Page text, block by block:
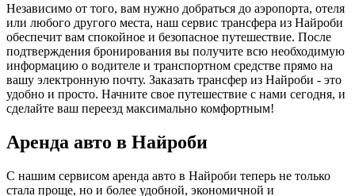
Независимо от того, вам нужно добраться до аэропорта, отеля
или любого другого места, наш сервис трансфера из Найроби
обеспечит вам спокойное и безопасное путешествие. После
подтверждения бронирования вы получите всю необходимую
информацию о водителе и транспортном средстве прямо на
вашу электронную почту. Заказать трансфер из Найроби - это
удобно и просто. Начните свое путешествие с нами сегодня, и
сделайте ваш переезд максимально комфортным!
Аренда авто в Найроби
С нашим сервисом аренда авто в Найроби теперь не только
стала проще, но и более удобной, экономичной и